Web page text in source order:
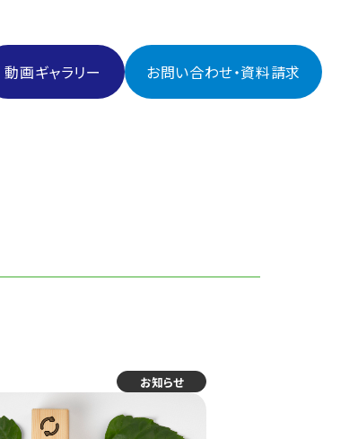
動画ギャラリー お問い合わせ・資料請求
お知らせ